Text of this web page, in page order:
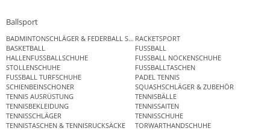
Ballsport
BADMINTONSCHLÄGER & FEDERBALL SETSRACKETSPORT
BASKETBALL
FUSSBALL
HALLENFUSSBALLSCHUHE
FUSSBALL NOCKENSCHUHE
STOLLENSCHUHE
FUSSBALLTASCHEN
FUSSBALL TURFSCHUHE
PADEL TENNIS
SCHIENBEINSCHONER
SQUASHSCHLÄGER & ZUBEHÖR
TENNIS AUSRÜSTUNG
TENNISBÄLLE
TENNISBEKLEIDUNG
TENNISSAITEN
TENNISSCHLÄGER
TENNISSCHUHE
TENNISTASCHEN & TENNISRUCKSÄCKE
TORWARTHANDSCHUHE